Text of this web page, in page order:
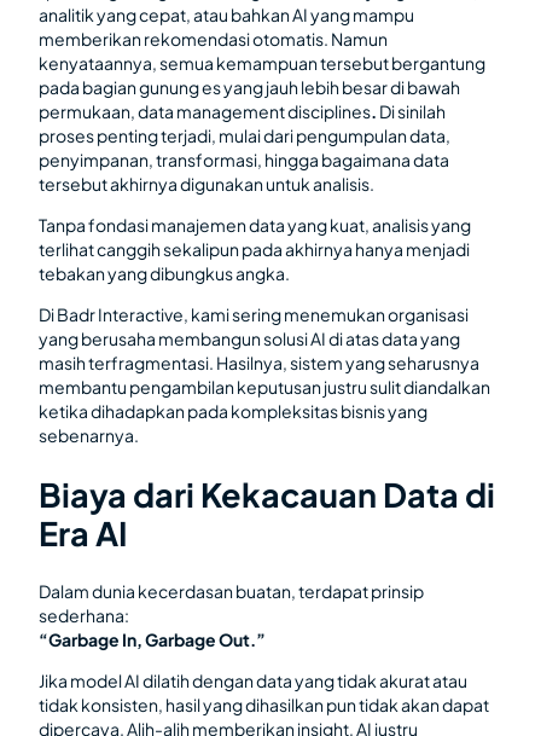
analitik yang cepat, atau bahkan AI yang mampu
memberikan rekomendasi otomatis. Namun
kenyataannya, semua kemampuan tersebut bergantung
pada bagian gunung es yang jauh lebih besar di bawah
permukaan, data management disciplines. Di sinilah
proses penting terjadi, mulai dari pengumpulan data,
penyimpanan, transformasi, hingga bagaimana data
tersebut akhirnya digunakan untuk analisis.
Tanpa fondasi manajemen data yang kuat, analisis yang
terlihat canggih sekalipun pada akhirnya hanya menjadi
tebakan yang dibungkus angka.
Di Badr Interactive, kami sering menemukan organisasi
yang berusaha membangun solusi AI di atas data yang
masih terfragmentasi. Hasilnya, sistem yang seharusnya
membantu pengambilan keputusan justru sulit diandalkan
ketika dihadapkan pada kompleksitas bisnis yang
sebenarnya.
Biaya dari Kekacauan Data di
Era AI
Dalam dunia kecerdasan buatan, terdapat prinsip
sederhana:
“Garbage In, Garbage Out.”
Jika model AI dilatih dengan data yang tidak akurat atau
tidak konsisten, hasil yang dihasilkan pun tidak akan dapat
dipercaya. Alih-alih memberikan insight, AI justru